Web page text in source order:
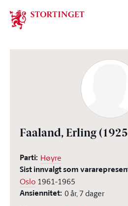
Stortinget.no
Faaland, Erling
Parti: Høyre
Sist innvalgt som
Oslo 1961-1965
Ansiennitet: 0 år, 7 dager